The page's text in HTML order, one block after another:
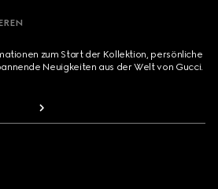
zum Start der Kollektion, persönliche
Neuigkeiten aus der Welt von Gucci.